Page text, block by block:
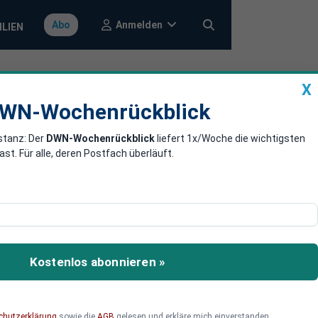
Abo Anmelden
dem Weg nach
X
Wochenrückblick
Der DWN-Wochenrückblick liefert 1x/Woche die wichtigsten
Für alle, deren Postfach überläuft.
Kostenlos abonnieren »